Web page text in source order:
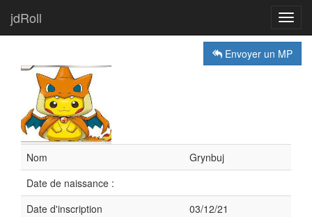
jdRoll
Envoyer un MP
Nom
Grynbuj
Date de naissance :
Date d'inscription
03/12/21